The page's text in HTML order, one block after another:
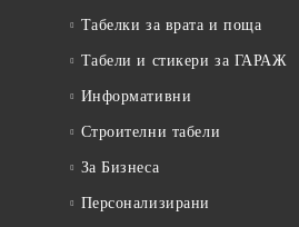
Табелки за врата и поща
Табели и стикери за ГАРАЖ
Информативни
Строителни табели
За Бизнеса
Персонализирани